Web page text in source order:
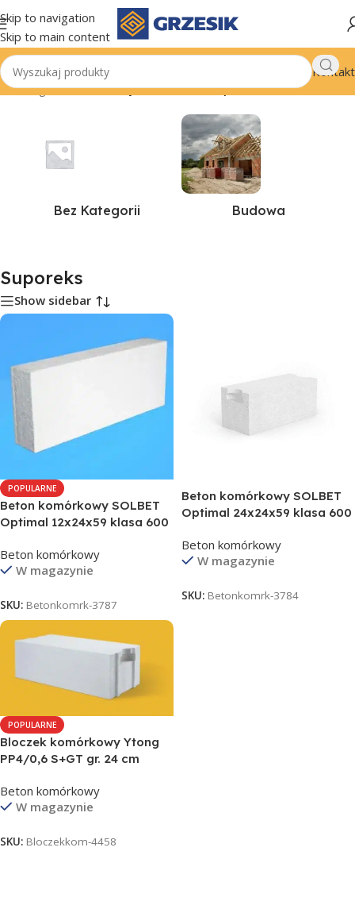
Skip to navigation
Skip to main content
Kontakt
Strona główna/Produkty oznaczone “Suporeks”
Bez Kategorii Budowa
Suporeks
Show sidebar
POPULARNE
Beton komórkowy SOLBET
Optimal 12x24x59 klasa 600
Beton komórkowy
W magazynie
SKU: Betonkomrk-3787
Beton komórkowy SOLBET
Optimal 24x24x59 klasa 600
Beton komórkowy
W magazynie
SKU: Betonkomrk-3784
POPULARNE
Bloczek komórkowy Ytong
PP4/0,6 S+GT gr. 24 cm
Beton komórkowy
W magazynie
SKU: Bloczekkom-4458